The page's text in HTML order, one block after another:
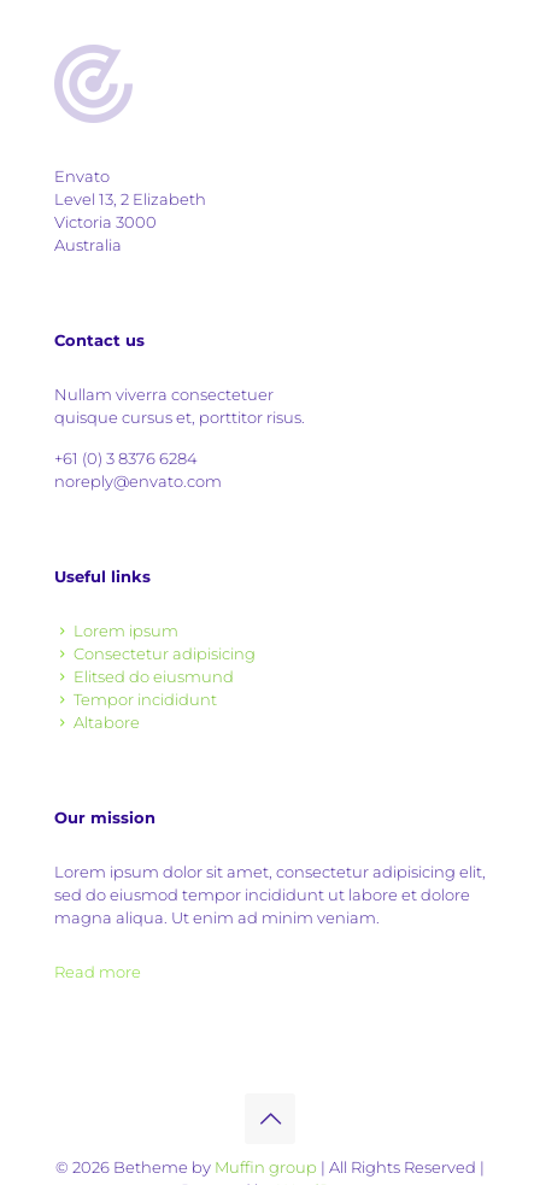
Envato
Level 13, 2 Elizabeth
Victoria 3000
Australia
Contact us
Nullam viverra consectetuer
quisque cursus et, porttitor risus.
+61 (0) 3 8376 6284
noreply@envato.com
Useful links
Lorem ipsum
Consectetur adipisicing
Elitsed do eiusmund
Tempor incididunt
Altabore
Our mission
Lorem ipsum dolor sit amet, consectetur adipisicing elit,
sed do eiusmod tempor incididunt ut labore et dolore
magna aliqua. Ut enim ad minim veniam.
Read more
© 2026 Betheme by Muffin group | All Rights Reserved |